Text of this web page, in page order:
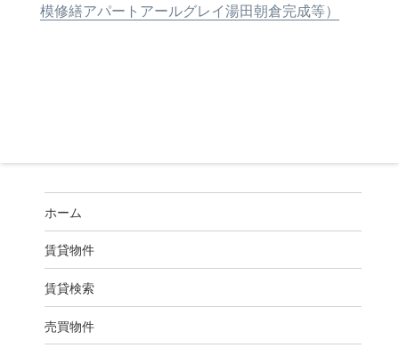
模修繕アパートアールグレイ湯田朝倉完成等）
ホーム
賃貸物件
賃貸検索
売買物件